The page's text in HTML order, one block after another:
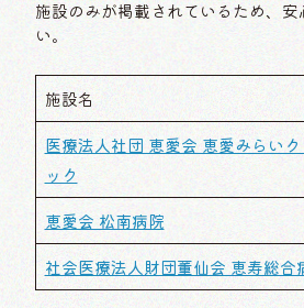
施設のみが掲載されているため、
い。
施設名
医療法人社団 恵愛会 恵愛みらいク
ック
恵愛会 松南病院
社会医療法人財団董仙会 恵寿総合